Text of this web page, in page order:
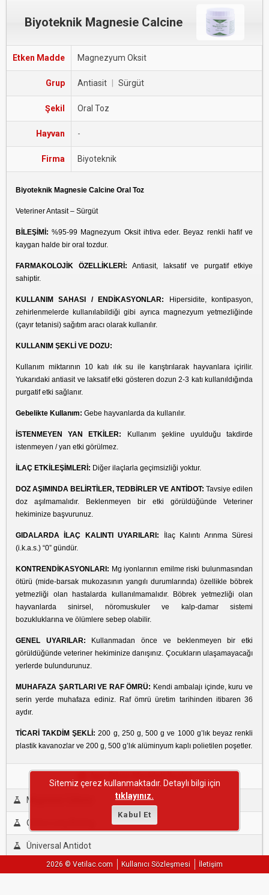
Biyoteknik Magnesie Calcine
Etken Madde Magnezyum Oksit
Grup Antiasit Sürgüt
Şekil Oral Toz
Hayvan -
Firma Biyoteknik
Biyoteknik Magnesie Calcine Oral Toz
Veteriner Antasit – Sürgüt
BİLEŞİMİ:%95-99 Magnezyum Oksit ihtiva eder. Beyaz renkli hafif ve
kaygan halde bir oral tozdur.
FARMAKOLOJİK ÖZELLİKLERİ: Antiasit, laksatif ve purgatif etkiye
sahiptir.
KULLANIM SAHASI / ENDİKASYONLAR:
Hipersidite, kontipasyon,
zehirlenmelerde kullanılabildiği gibi ayrıca magnezyum yetmezliğinde
(çayır tetanisi) sağıtım aracı olarak kullanılır.
KULLANIM ŞEKLİ VE DOZU:
Kullanım miktarının 10 katı ılık su ile karıştırılarak hayvanlara içirilir.
Yukarıdaki antiasit ve laksatif etki gösteren dozun 2-3 katı kullanıldığında
purgatif etki sağlanır.
Gebelikte Kullanım: Gebe hayvanlarda da kullanılır.
İSTENMEYEN YAN ETKİLER:
Kullanım şekline uyulduğu takdirde
istenmeyen / yan etki görülmez.
İLAÇ ETKİLEŞİMLERİ: Diğer ilaçlarla geçimsizliği yoktur.
DOZ AŞIMINDA BELİRTİLER, TEDBİRLER VE ANTİDOT: Tavsiye edilen
doz aşılmamalıdır. Beklenmeyen bir etki görüldüğünde Veteriner
hekiminize başvurunuz.
GIDALARDA İLAÇ KALINTIUYARILARI:
İlaç Kalıntı Arınma Süresi
(i.k.a.s.) “0” gündür.
KONTRENDİKASYONLARI: Mg iyonlarının emilme riski bulunmasından
ötürü (mide-barsak mukozasının yangılı durumlarında) özellikle böbrek
yetmezliği olan hastalarda kullanılmamalıdır. Böbrek yetmezliği olan
hayvanlarda sinirsel, nöromuskuler ve kalp-damar sistemi
bozukluklarına ve ölümlere sebep olabilir.
GENEL UYARILAR:
Kullanmadan önce ve beklenmeyen bir etki
görüldüğünde veteriner hekiminize danışınız. Çocukların ulaşamayacağı
yerlerde bulundurunuz.
MUHAFAZA ŞARTLARI VE RAFÖMRÜ: Kendi ambalajı içinde, kuru ve
serin yerde muhafaza ediniz. Raf ömrü üretim tarihinden itibaren 36
aydır.
TİCARİ TAKDİM ŞEKLİ:200 g, 250 g, 500 g ve 1000 g’lık beyaz renkli
plastik kavanozlar ve 200 g, 500 g’lık alüminyum kaplı polietilen poşetler.
Magnesie Calsine
Oxtra Long Acting
Üniversal Antidot
2026 © Vetilac.com Kullanıcı Sözleşmesi İletişim
Sitemiz çerez kullanmaktadır. Detaylı bilgi için
tıklayınız.
Kabul Et